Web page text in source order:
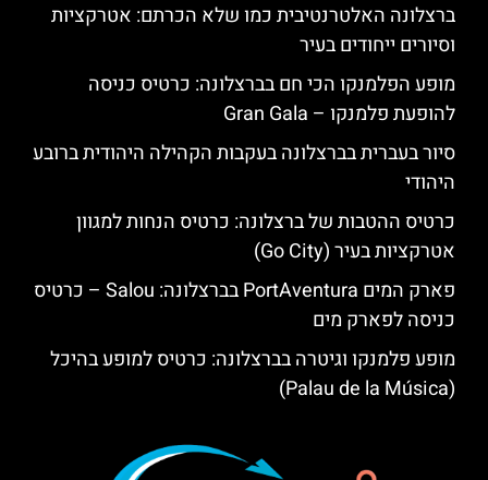
ברצלונה האלטרנטיבית כמו שלא הכרתם: אטרקציות
וסיורים ייחודים בעיר
מופע הפלמנקו הכי חם בברצלונה: כרטיס כניסה
להופעת פלמנקו – Gran Gala
סיור בעברית בברצלונה בעקבות הקהילה היהודית ברובע
היהודי
כרטיס ההטבות של ברצלונה: כרטיס הנחות למגוון
אטרקציות בעיר (Go City)
פארק המים PortAventura בברצלונה: Salou – כרטיס
כניסה לפארק מים
מופע פלמנקו וגיטרה בברצלונה: כרטיס למופע בהיכל
(Palau de la Música)